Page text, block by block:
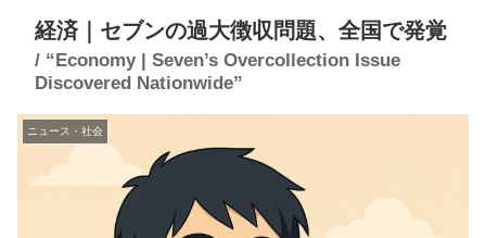
経済｜セブンの過大徴収問題、全国で発覚
/ “Economy | Seven’s Overcollection Issue
Discovered Nationwide”
ニュース・社会